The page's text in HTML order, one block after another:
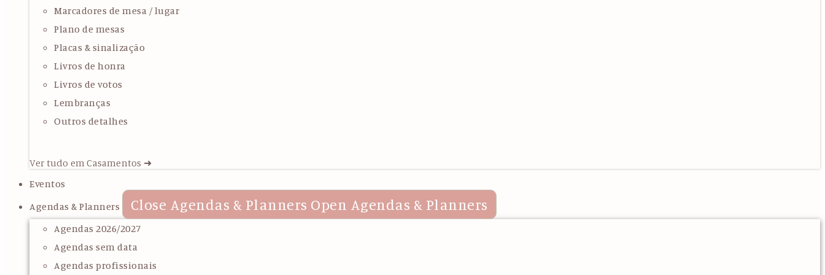
Marcadores de mesa / lugar
Plano de mesas
Placas & sinalização
Livros de honra
Livros de votos
Lembranças
Outros detalhes
Ver tudo em Casamentos ➜
Eventos
Agendas & Planners
Close Agendas & Planners Open Agendas & Planners
Agendas 2026/2027
Agendas sem data
Agendas profissionais